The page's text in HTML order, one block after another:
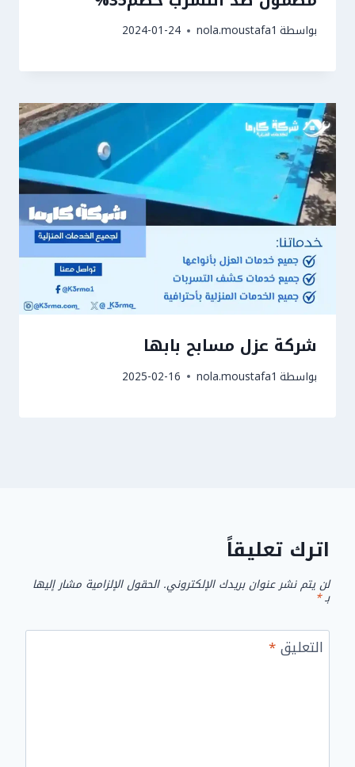
بواسطة nola.moustafa1
2024-01-24
شركة عزل مسابح بابها
بواسطة nola.moustafa1
2025-02-16
اترك تعليقاً
لن يتم نشر عنوان بريدك الإلكتروني. الحقول الإلزامية مشار إليها
بـ*
التعليق*